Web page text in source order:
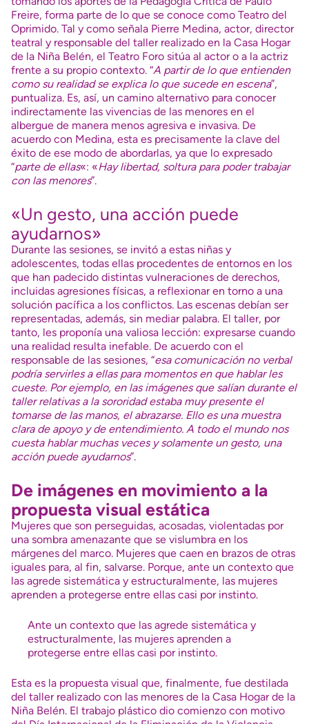
Freire, forma parte de lo que se conoce como Teatro del
Oprimido. Tal y como señala Pierre Medina, actor, director
teatral y responsable del taller realizado en la Casa Hogar
de la Niña Belén, el Teatro Foro sitúa al actor o a la actriz
frente a su propio contexto. “A partir de lo que entienden
como su realidad se explica lo que sucede en escena”,
puntualiza. Es, así, un camino alternativo para conocer
indirectamente las vivencias de las menores en el
albergue de manera menos agresiva e invasiva. De
acuerdo con Medina, esta es precisamente la clave del
éxito de ese modo de abordarlas, ya que lo expresado
“parte de ellas«: «Hay libertad, soltura para poder trabajar
con las menores”.
«Un gesto, una acción puede
ayudarnos»
Durante las sesiones, se invitó a estas niñas y
adolescentes, todas ellas procedentes de entornos en los
que han padecido distintas vulneraciones de derechos,
incluidas agresiones físicas, a reflexionar en torno a una
solución pacífica a los conflictos. Las escenas debían ser
representadas, además, sin mediar palabra. El taller, por
tanto, les proponía una valiosa lección: expresarse cuando
una realidad resulta inefable. De acuerdo con el
responsable de las sesiones, “esa comunicación no verbal
podría servirles a ellas para momentos en que hablar les
cueste. Por ejemplo, en las imágenes que salían durante el
taller relativas a la sororidad estaba muy presente el
tomarse de las manos, el abrazarse. Ello es una muestra
clara de apoyo y de entendimiento. A todo el mundo nos
cuesta hablar muchas veces y solamente un gesto, una
acción puede ayudarnos”.
De imágenes en movimiento a la
propuesta visual estática
Mujeres que son perseguidas, acosadas, violentadas por
una sombra amenazante que se vislumbra en los
márgenes del marco. Mujeres que caen en brazos de otras
iguales para, al fin, salvarse. Porque, ante un contexto que
las agrede sistemática y estructuralmente, las mujeres
aprenden a protegerse entre ellas casi por instinto.
Ante un contexto que las agrede sistemática y
estructuralmente, las mujeres aprenden a
protegerse entre ellas casi por instinto.
Esta es la propuesta visual que, finalmente, fue destilada
del taller realizado con las menores de la Casa Hogar de la
Niña Belén. El trabajo plástico dio comienzo con motivo